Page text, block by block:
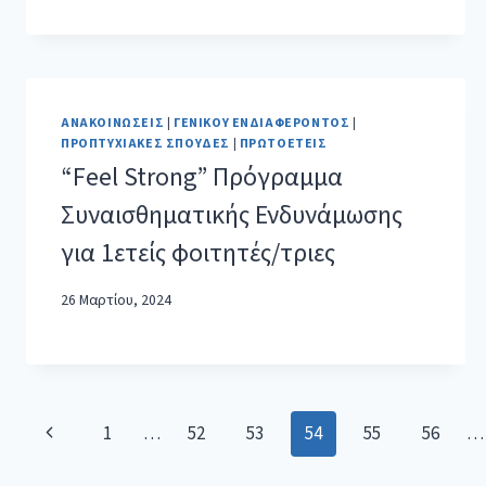
ΑΝΑΚΟΙΝΏΣΕΙΣ | ΓΕΝΙΚΟΎ ΕΝΔΙΑΦΈΡΟΝΤΟΣ |
ΠΡΟΠΤΥΧΙΑΚΈΣ ΣΠΟΥΔΈΣ | ΠΡΩΤΟΕΤΕΊΣ
“Feel Strong” Πρόγραμμα
Συναισθηματικής Ενδυνάμωσης
για 1ετείς φοιτητές/τριες
26 Μαρτίου, 2024
1 … 52 53 54 55 56 …